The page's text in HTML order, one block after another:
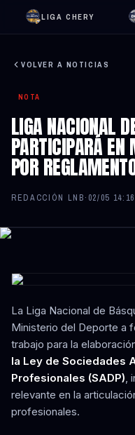
LIGA CHERY
VOLVER A NOTICIAS
NOTA
LIGA NACIONAL
PARTICIPARÁ
POR
REDACCIÓN LNB· 02/05 14:16
La Liga Nacional de
Ministerio del Deporte a
trabajo para la
la Ley de Sociedades
Profesionales (SADP),
relevante en la
profesionales.